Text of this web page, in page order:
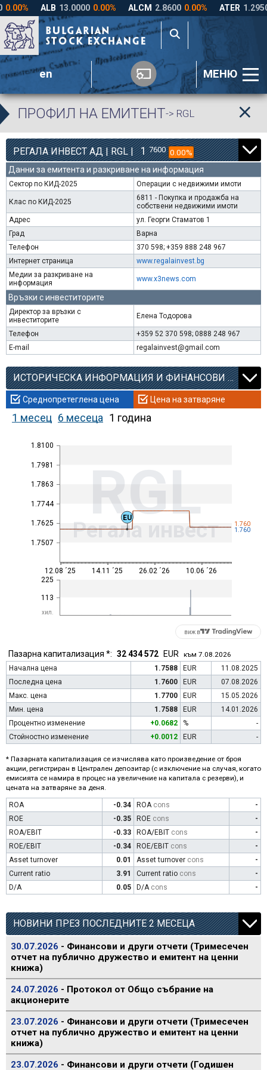
en МЕНЮ
ПРОФИЛ НА ЕМИТЕНТ-> RGL
РЕГАЛА ИНВЕСТ АД | RGL | 1 7600 0.00%
Данни за емитента и разкриване на информация
Сектор по КИД-2025 Операции с недвижими имоти
Клас по КИД-2025
6811 - Покупка и продажба на
собствени недвижими имоти
Адрес
ул. Георги Стаматов 1
Град
Варна
Телефон
370 598; +359 888 248 967
Интернет страница
www.regalainvest.bg
Медии за разкриване на
информация
www.x3news.com
Връзки с инвеститорите
Директор за връзки с
инвеститорите
Елена Тодорова
Телефон
+359 52 370 598; 0888 248 967
E-mail
regalainvest@gmail.com
ИСТОРИЧЕСКА ИНФОРМАЦИЯ И ФИНАНСОВИ КОЕФИЦИЕНТИ
Среднопретеглена цена Цена на затваряне
1 месец 6 месеца 1 година
1.7507
1.7625
1.7744
1.7863
1.7981
1.8100
RGL
Регала инвест
хил.
113
225
1.760
1.760
12.08 ´25 14.11 ´25 26.02 ´26 10.06 ´26
EU
виж в
Пазарна капитализация *: 32 434 572 EUR към 7.08.2026
Начална цена
1.7588 EUR
11.08.2025
Последна цена
1.7600 EUR
07.08.2026
Макс. цена
1.7700 EUR
15.05.2026
Мин. цена
1.7588 EUR
14.01.2026
Процентно изменение
+0.0682 %
-
Стойностно изменение
+0.0012 EUR -
* Пазарната капитализация се изчислява като произведение от броя
акции, регистриран в Централен депозитар (с изключение на случая, когато
емисията се намира в процес на увеличение на капитала с резерви), и
цената на затваряне за деня.
ROA -0.34 ROA cons
-
ROE
-0.35 ROE cons
-
ROA/EBIT
-0.33 ROA/EBIT cons
-
ROE/EBIT
-0.34 ROE/EBIT cons
-
Asset turnover
0.01 Asset turnover cons
-
Current ratio
3.91 Current ratio cons
-
D/A
0.05 D/A cons -
НОВИНИ ПРЕЗ ПОСЛЕДНИТЕ 2 МЕСЕЦА
30.07.2026 - Финансови и други отчети (Тримесечен
отчет на публично дружество и емитент на ценни
книжа)
24.07.2026 - Протокол от Общо събрание на
акционерите
23.07.2026 - Финансови и други отчети (Тримесечен
отчет на публично дружество и емитент на ценни
книжа)
23.07.2026 - Финансови и други отчети (Годишен